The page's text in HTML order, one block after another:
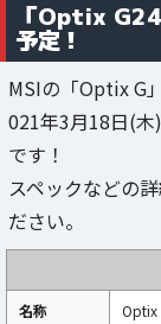
「Optix
予定！
MSIの「Optix G
021年3月18日(
です！
スペックなどの
ださい。
名称
Optix